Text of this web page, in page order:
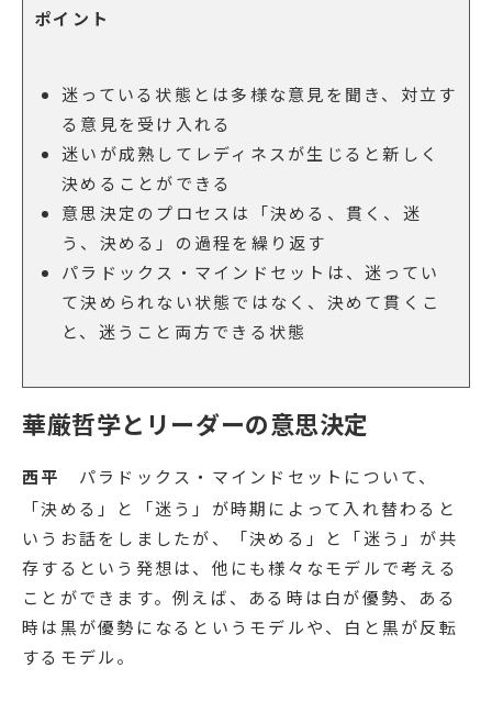
ポイント
迷っている状態とは多様な意見を聞き、対立す
る意見を受け入れる
迷いが成熟してレディネスが生じると新しく
決めることができる
意思決定のプロセスは「決める、貫く、迷
う、決める」の過程を繰り返す
パラドックス・マインドセットは、迷ってい
て決められない状態ではなく、決めて貫くこ
と、迷うこと両方できる状態
華厳哲学とリーダーの意思決定
西平
パラドックス・マインドセットについて、
「決める」と「迷う」が時期によって入れ替わると
いうお話をしましたが、「決める」と「迷う」が共
存するという発想は、他にも様々なモデルで考える
ことができます。例えば、ある時は白が優勢、ある
時は黒が優勢になるというモデルや、白と黒が反転
するモデル。